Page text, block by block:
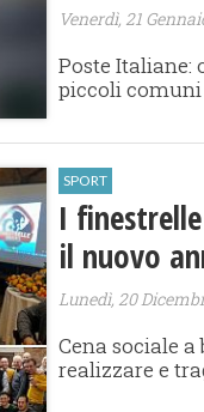
Venerdì, 21
Poste Italiane:
piccoli
SPORT
I
il nuovo
Lunedì, 20
Cena sociale a
realizzare e